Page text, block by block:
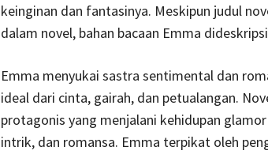
keinginan dan fantasinya. Meskipun judul
dalam novel, bahan bacaan Emma
Emma menyukai sastra sentimental dan
ideal dari cinta, gairah, dan petualangan.
protagonis yang menjalani kehidupan
intrik, dan romansa. Emma terpikat oleh